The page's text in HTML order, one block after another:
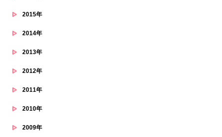
2015年
2014年
2013年
2012年
2011年
2010年
2009年